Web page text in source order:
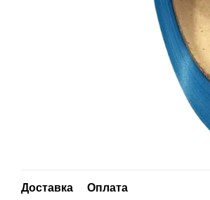
Доставка
Оплата